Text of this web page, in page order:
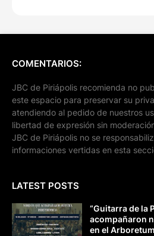
COMENTARIOS:
JBC de Piriápolis recomienda no
este espacio para preservar su
atendiendo al pedido de nuestros
libertad de expresión sin
JBC de Piriápolis no se
informaciones vertidas en esta
LATEST POSTS
“Guitarra de la
acompañaron
en el